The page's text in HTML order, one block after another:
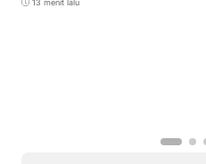
13 menit lalu